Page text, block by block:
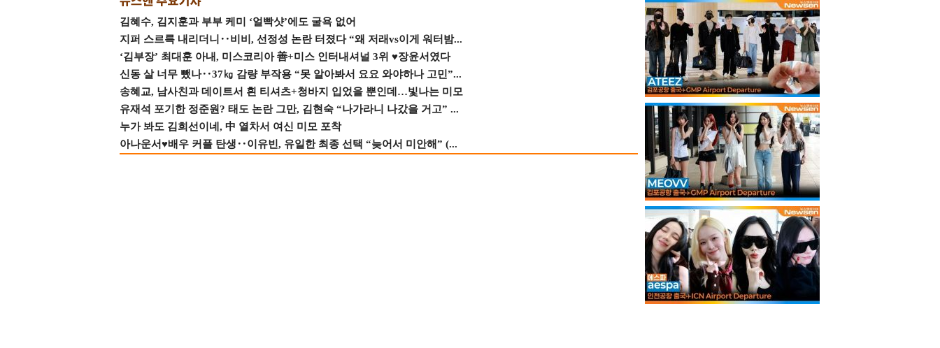
김혜수, 김지훈과 부부 케미 ‘얼빡샷’에도 굴욕 없어
지퍼 스르륵 내리더니‥비비, 선정성 논란 터졌다 “왜 저래vs이게 워터밤...
‘김부장’ 최대훈 아내, 미스코리아 善+미스 인터내셔널 3위 ♥장윤서였다
신동 살 너무 뺐나‥37㎏ 감량 부작용 “못 알아봐서 요요 와야하나 고민”...
송혜교, 남사친과 데이트서 흰 티셔츠+청바지 입었을 뿐인데…빛나는 미모
유재석 포기한 정준원? 태도 논란 그만, 김현숙 “나가라니 나갔을 거고” ...
누가 봐도 김희선이네, 中 열차서 여신 미모 포착
아나운서♥배우 커플 탄생‥이유빈, 유일한 최종 선택 “늦어서 미안해” (...